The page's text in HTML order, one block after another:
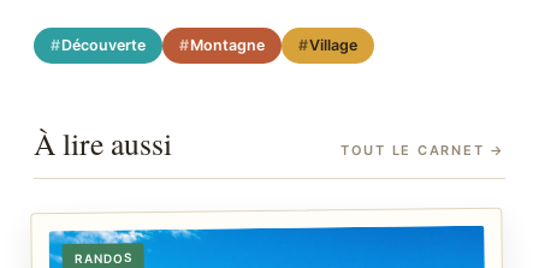
Découverte Montagne Village
À lire aussi TOUT LE CARNET →
RANDOS